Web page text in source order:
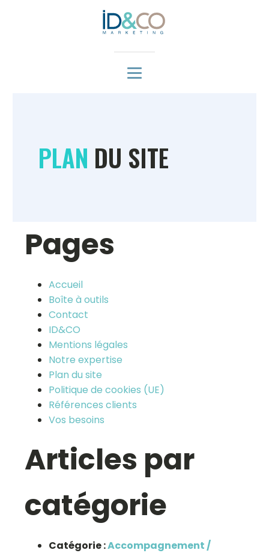
PLAN DU SITE
Pages
Accueil
Boîte à outils
Contact
ID&CO
Mentions légales
Notre expertise
Plan du site
Politique de cookies (UE)
Références clients
Vos besoins
Articles par
catégorie
Catégorie :Accompagnement /